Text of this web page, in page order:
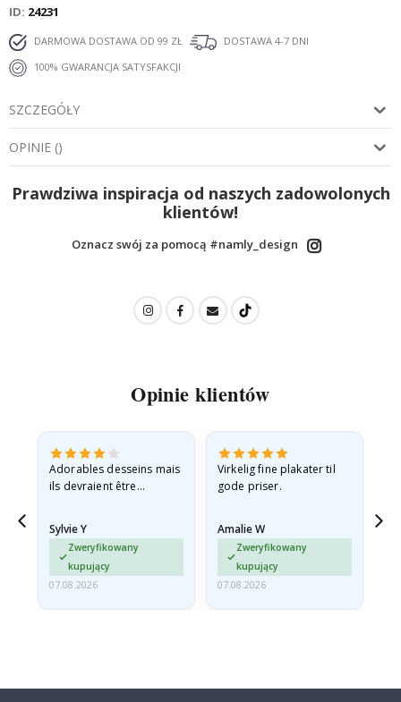
ID 24231
DARMOWA DOSTAWA OD 99 ZŁ
DOSTAWA 4-7 DNI
100% GWARANCJA SATYSFAKCJI
SZCZEGÓŁY
OPINIE ()
Prawdziwa inspiracja od naszych zadowolonych
klientów!
Oznacz swój za pomocą #namly_design
Opinie klientów
Adorables desseins mais
ils devraient être
enveloppe rigide car ils
sont arrivés roulés et un…
Sylvie Y
Zweryfikowany
kupujący
07.08.2026
Virkelig fine plakater til
gode priser.
Amalie W
Zweryfikowany
kupujący
07.08.2026